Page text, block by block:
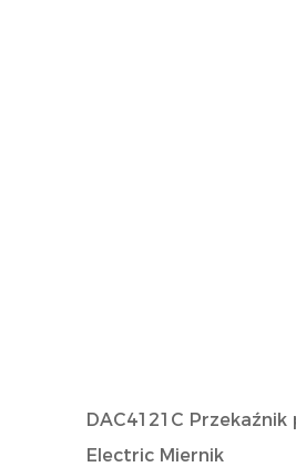
DAC4121C
Electric Miernik